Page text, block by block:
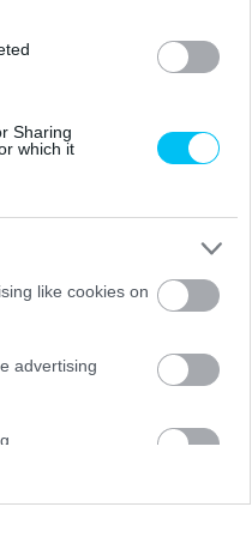
Sharing
which it
like cookies on
advertising